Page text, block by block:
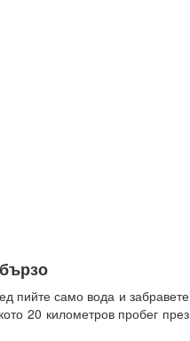
пийте само вода и забравете
20 километров пробег през